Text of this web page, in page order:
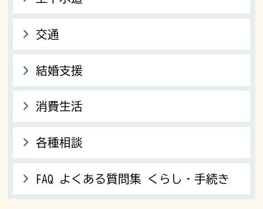
交通
結婚支援
消費生活
各種相談
FAQ よくある質問集 くらし・手続き